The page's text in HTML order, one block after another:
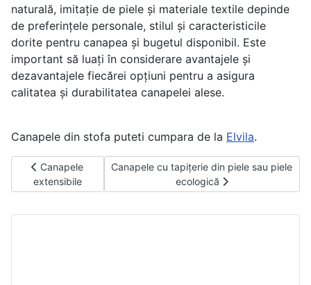
naturală, imitație de piele și materiale textile depinde
de preferințele personale, stilul și caracteristicile
dorite pentru canapea și bugetul disponibil. Este
important să luați în considerare avantajele și
dezavantajele fiecărei opțiuni pentru a asigura
calitatea și durabilitatea canapelei alese.
Canapele din stofa puteti cumpara de la Elvila.
Previous article: Canapele extensibile
Canapele
extensibile
Next article: Canapele cu tapițerie din piele
Canapele cu tapițerie din piele sau piele
ecologică